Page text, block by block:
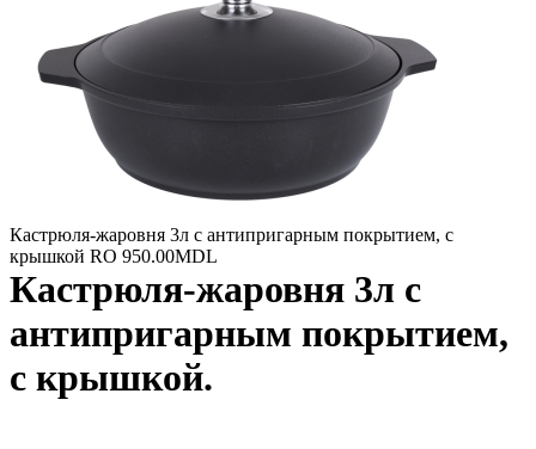
Кастрюля-жаровня 3л с антипригарным покрытием, с
крышкой RO 950.00MDL
Кастрюля-жаровня 3л с
антипригарным покрытием,
с крышкой.